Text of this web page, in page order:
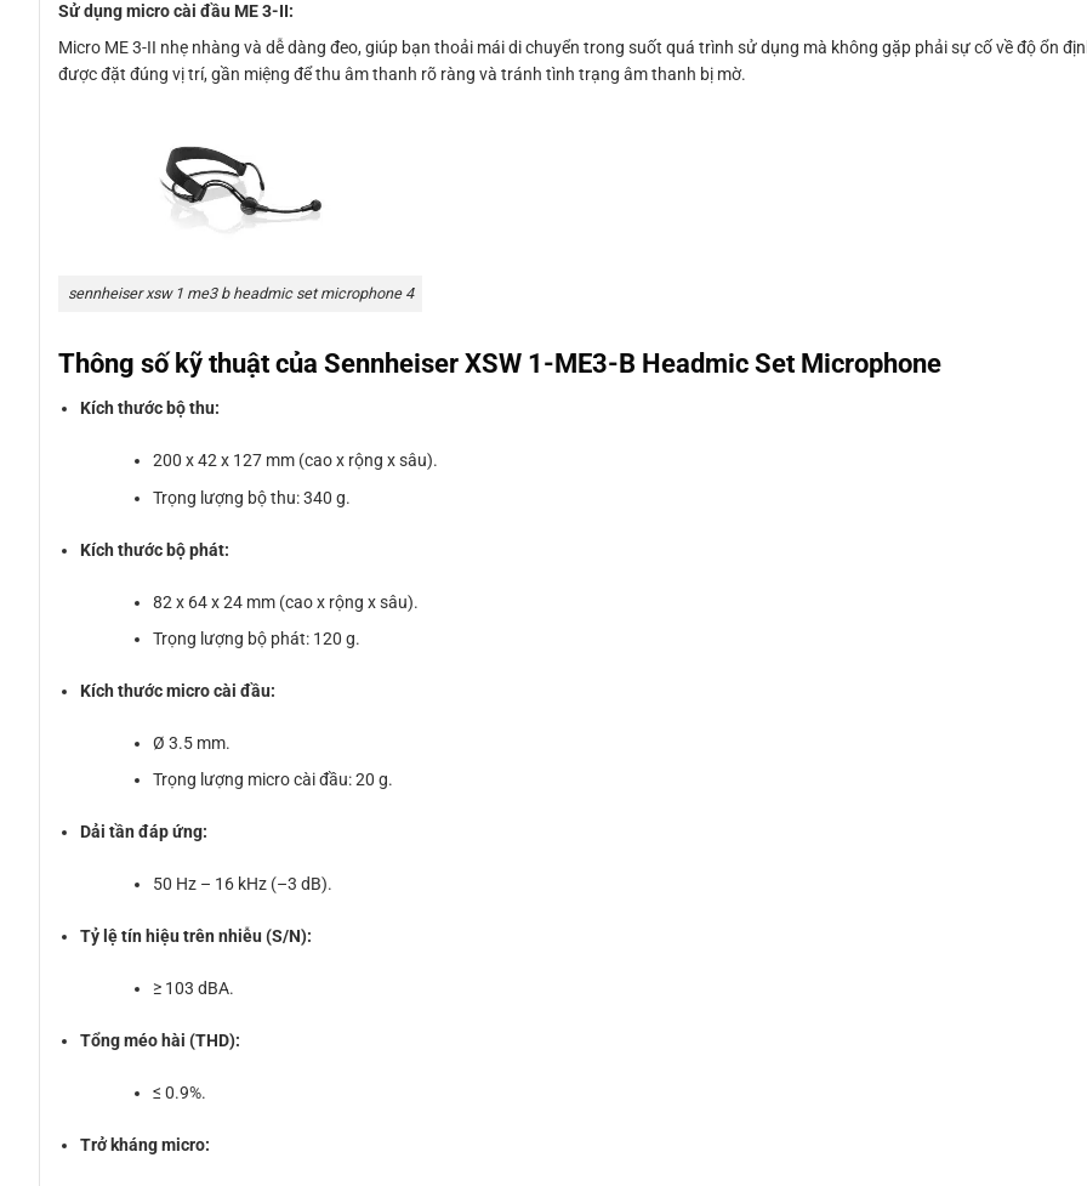
Sử dụng micro cài đầu ME 3-II:
Micro ME 3-II nhẹ nhàng và dễ dàng đeo, giúp bạn thoải mái di chuyển trong suốt quá trình sử dụng mà không gặp phải sự cố về độ ổn
được đặt đúng vị trí, gần miệng để thu âm thanh rõ ràng và tránh tình trạng âm thanh bị mờ.
sennheiser xsw 1 me3 b headmic set microphone 4
Thông số kỹ thuật của Sennheiser XSW 1-ME3-B Headmic Set Microphone
Kích thước bộ thu:
200 x 42 x 127 mm (cao x rộng x sâu).
Trọng lượng bộ thu: 340 g.
Kích thước bộ phát:
82 x 64 x 24 mm (cao x rộng x sâu).
Trọng lượng bộ phát: 120 g.
Kích thước micro cài đầu:
Ø 3.5 mm.
Trọng lượng micro cài đầu: 20 g.
Dải tần đáp ứng:
50 Hz – 16 kHz (–3 dB).
Tỷ lệ tín hiệu trên nhiễu (S/N):
≥ 103 dBA.
Tổng méo hài (THD):
≤ 0.9%.
Trở kháng micro: